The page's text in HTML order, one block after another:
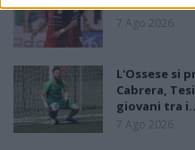
Torres
7 Ago 2026
L'Ossese si
Cabrera,
giovani tra
7 Ago 2026